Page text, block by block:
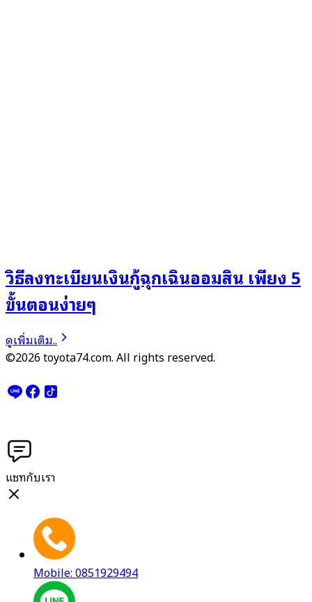
วิธีลงทะเบียนเงินกู้ฉุกเฉินออมสิน เพียง 5
ขั้นตอนง่ายๆ
ดูเพิ่มเติม..
©2026 toyota74.com. All rights reserved.
แชทกับเรา
Mobile: 0851929494